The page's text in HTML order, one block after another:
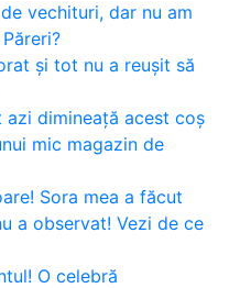
vechituri, dar nu am
și tot nu a reușit să
azi dimineață acest coș
mic magazin de
Sora mea a făcut
a observat! Vezi de ce
O celebră